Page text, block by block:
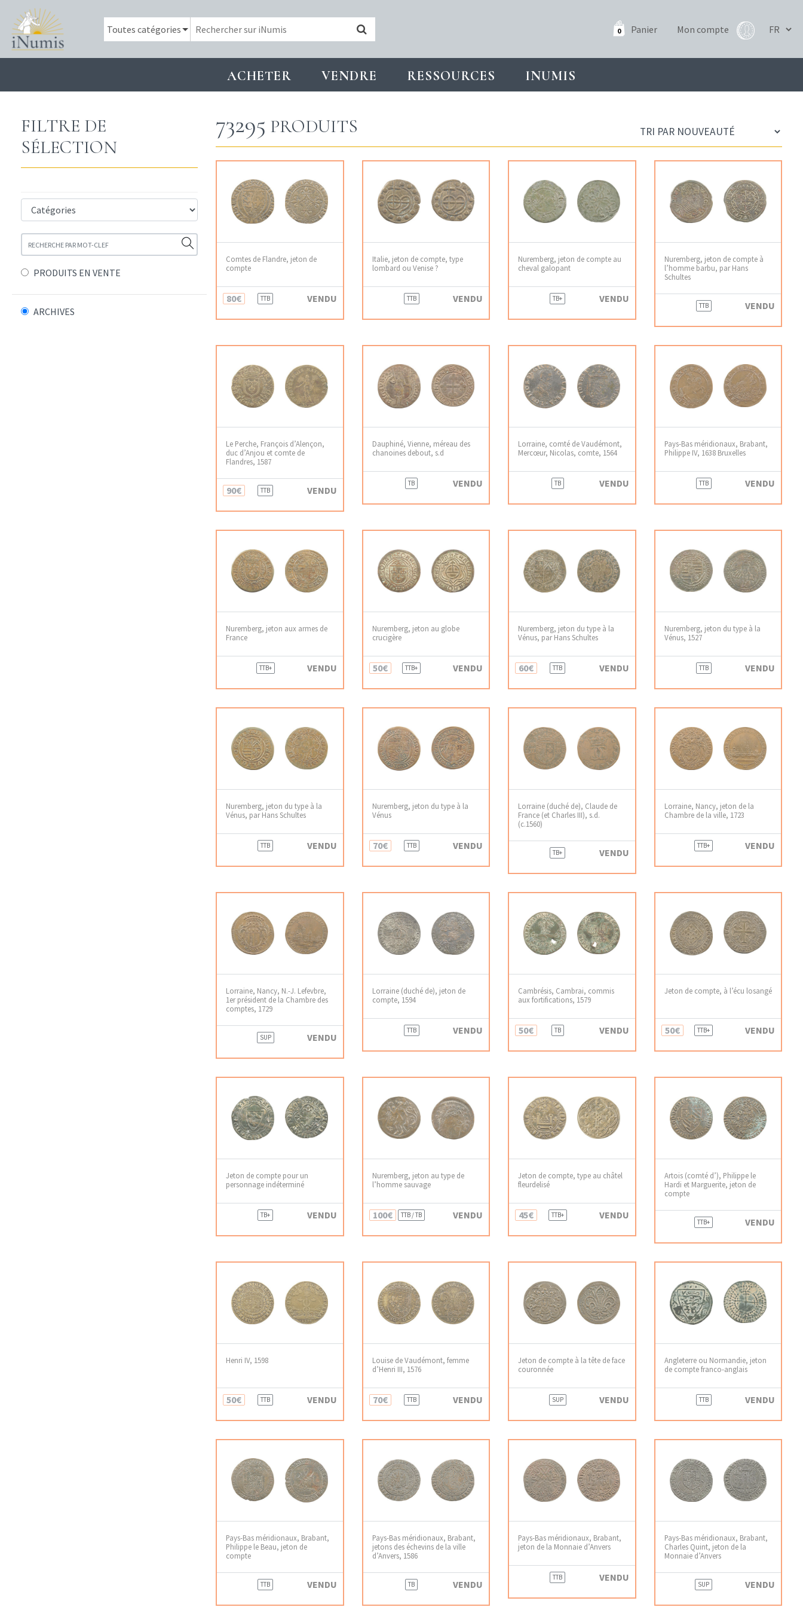
0 Panier Mon compte
ACHETER VENDRE RESSOURCES INUMIS
FILTRE DE
SÉLECTION
PRODUITS EN VENTE
ARCHIVES
73295 PRODUITS
Comtes de Flandre, jeton de
compte
80€ TTB VENDU
Italie, jeton de compte, type
lombard ou Venise ?
TTB VENDU
Nuremberg, jeton de compte au
cheval galopant
TB+ VENDU
Nuremberg, jeton de compte à
l’homme barbu, par Hans
Schultes
TTB VENDU
Le Perche, François d’Alençon,
duc d’Anjou et comte de
Flandres, 1587
90€ TTB VENDU
Dauphiné, Vienne, méreau des
chanoines debout, s.d
TB VENDU
Lorraine, comté de Vaudémont,
Mercœur, Nicolas, comte, 1564
TB VENDU
Pays-Bas méridionaux, Brabant,
Philippe IV, 1638 Bruxelles
TTB VENDU
Nuremberg, jeton aux armes de
France
TTB+ VENDU
Nuremberg, jeton au globe
crucigère
50€ TTB+ VENDU
Nuremberg, jeton du type à la
Vénus, par Hans Schultes
60€ TTB VENDU
Nuremberg, jeton du type à la
Vénus, 1527
TTB VENDU
Nuremberg, jeton du type à la
Vénus, par Hans Schultes
TTB VENDU
Nuremberg, jeton du type à la
Vénus
70€ TTB VENDU
Lorraine (duché de), Claude de
France (et Charles III), s.d.
(c.1560)
TB+ VENDU
Lorraine, Nancy, jeton de la
Chambre de la ville, 1723
TTB+ VENDU
Lorraine, Nancy, N.-J. Lefevbre,
1er président de la Chambre des
comptes, 1729
SUP VENDU
Lorraine (duché de), jeton de
compte, 1594
TTB VENDU
Cambrésis, Cambrai, commis
aux fortifications, 1579
50€ TB VENDU
Jeton de compte, à l’écu losangé
50€ TTB+ VENDU
Jeton de compte pour un
personnage indéterminé
TB+ VENDU
Nuremberg, jeton au type de
l’homme sauvage
100€ TTB / TB VENDU
Jeton de compte, type au châtel
fleurdelisé
45€ TTB+ VENDU
Artois (comté d’), Philippe le
Hardi et Marguerite, jeton de
compte
TTB+ VENDU
Henri IV, 1598
50€ TTB VENDU
Louise de Vaudémont, femme
d’Henri III, 1576
70€ TTB VENDU
Jeton de compte à la tête de face
couronnée
SUP VENDU
Angleterre ou Normandie, jeton
de compte franco-anglais
TTB VENDU
Pays-Bas méridionaux, Brabant,
Philippe le Beau, jeton de
compte
TTB VENDU
Pays-Bas méridionaux, Brabant,
jetons des échevins de la ville
d’Anvers, 1586
TB VENDU
Pays-Bas méridionaux, Brabant,
jeton de la Monnaie d’Anvers
TTB VENDU
Pays-Bas méridionaux, Brabant,
Charles Quint, jeton de la
Monnaie d’Anvers
SUP VENDU